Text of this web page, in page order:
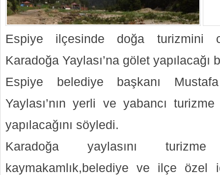
Espiye ilçesinde doğa turizmini
Karadoğa Yaylası’na gölet yapılacağı
Espiye belediye başkanı
Yaylası’nın yerli ve yabancı
yapılacağını söyledi.
Karadoğa yaylasını
kaymakamlık,belediye ve ilçe